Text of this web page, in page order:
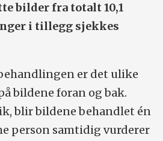
bilder fra totalt 10,1
i tillegg sjekkes
er det ulike
bildene foran og bak.
blir bildene behandlet én
person samtidig vurderer